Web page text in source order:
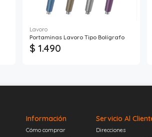
Lavoro
Portaminas Lavoro Tipo Bolígrafo
$ 1.490
Información
Cómo comprar
Servicio Al
Direcciones